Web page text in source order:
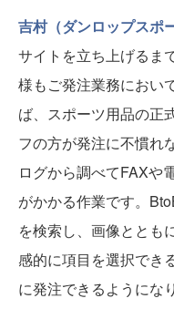
吉村（ダンロップスポ
サイトを立ち上げるま
様もご発注業務におい
ば、スポーツ用品の正
フの方が発注に不慣れ
ログから調べてFAXや
がかかる作業です。
を検索し、画像ととも
感的に項目を選択でき
に発注できるようにな